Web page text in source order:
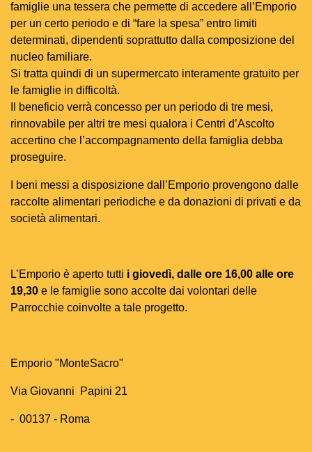
famiglie una tessera che permette di accedere all’Emporio
per un certo periodo e di “fare la spesa” entro limiti
determinati, dipendenti soprattutto dalla composizione del
nucleo familiare.
Si tratta quindi di un supermercato interamente gratuito per
le famiglie in difficoltà.
Il beneficio verrà concesso per un periodo di tre mesi,
rinnovabile per altri tre mesi qualora i Centri d’Ascolto
accertino che l’accompagnamento della famiglia debba
proseguire.
I beni messi a disposizione dall’Emporio provengono dalle
raccolte alimentari periodiche e da donazioni di privati e da
società alimentari.
L’Emporio è aperto tutti i giovedì, dalle ore 16,00 alle ore
19,30 e le famiglie sono accolte dai volontari delle
Parrocchie coinvolte a tale progetto.
Emporio "MonteSacro"
Via Giovanni Papini 21
- 00137 - Roma